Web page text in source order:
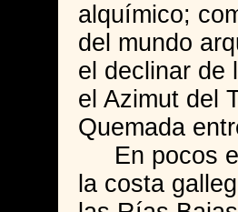
alquímico;
del mundo
el declinar de
el Azimut del
Quemada
En pocos
la costa